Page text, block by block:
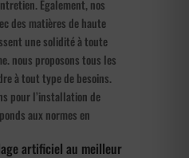
Également, nos
des matières de haute
une solidité à toute
nous proposons tous les
à tout type de besoins.
pour l’installation de
aux normes en
artificiel au meilleur